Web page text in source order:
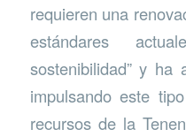
requieren una
estándares
sostenibilidad” y ha
impulsando este
recursos de la